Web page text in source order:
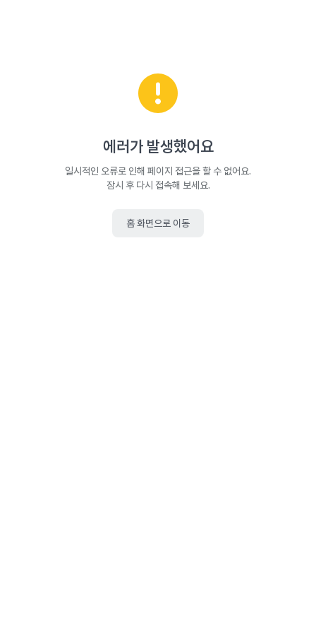
에러가 발생했어요
일시적인 오류로 인해 페이지 접근을 할 수 없어요.
잠시 후 다시 접속해 보세요.
홈 화면으로 이동